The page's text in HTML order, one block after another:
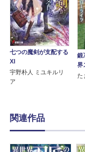
七つの魔剣が支配する
XI
宇野朴人 ミユキルリ
ア
鍛
界
た
関連作品